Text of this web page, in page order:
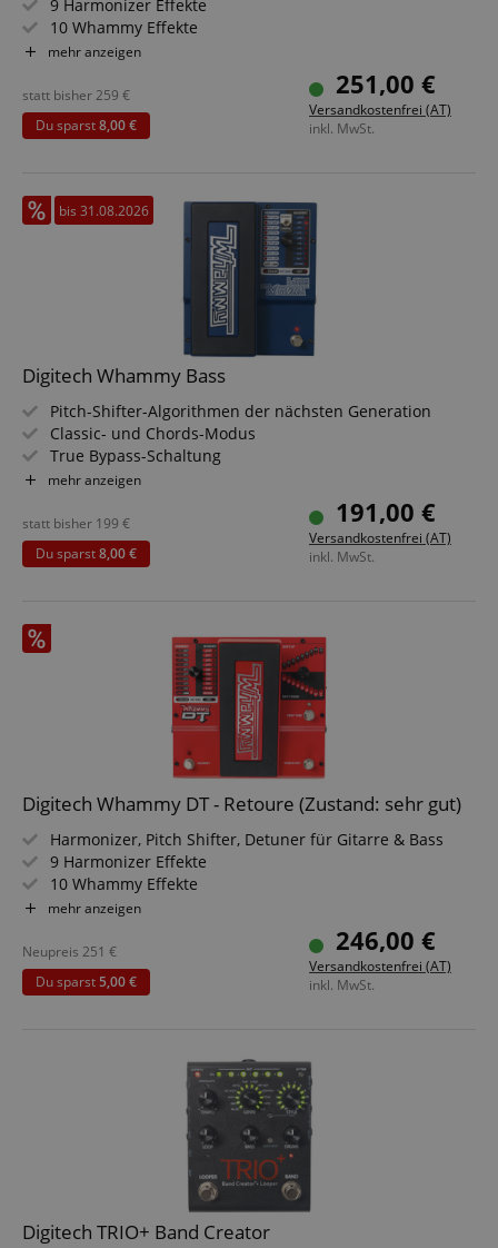
9 Harmonizer Effekte
10 Whammy Effekte
2 Detune Effekte
True Bypass & DSP Bypass
Roadtaugliches Metallgehäuse
mehr anzeigen
251,00 €
Versandkostenfrei (AT)
inkl. MwSt.
statt bisher259 €
Du sparst8,00 €
bis 31.08.2026
Digitech Whammy Bass
Pitch-Shifter-Algorithmen der nächsten Generation
Classic- und Chords-Modus
True Bypass-Schaltung
10 Whammy-, 9 Harmony- und 2 Detune-Einstellungen
Inklusive 9V DC-Netzteil
mehr anzeigen
191,00 €
Versandkostenfrei (AT)
inkl. MwSt.
statt bisher 199 €
Du sparst8,00 €
Digitech Whammy DT - Retoure (Zustand: sehr gut)
Harmonizer, Pitch Shifter, Detuner für Gitarre & Bass
9 Harmonizer Effekte
10 Whammy Effekte
2 Detune Effekte
True Bypass & DSP Bypass
Roadtaugliches Metallgehäuse
mehr anzeigen
246,00 €
Versandkostenfrei (AT)
inkl. MwSt.
Neupreis 251 €
Du sparst5,00 €
Digitech TRIO+ Band Creator